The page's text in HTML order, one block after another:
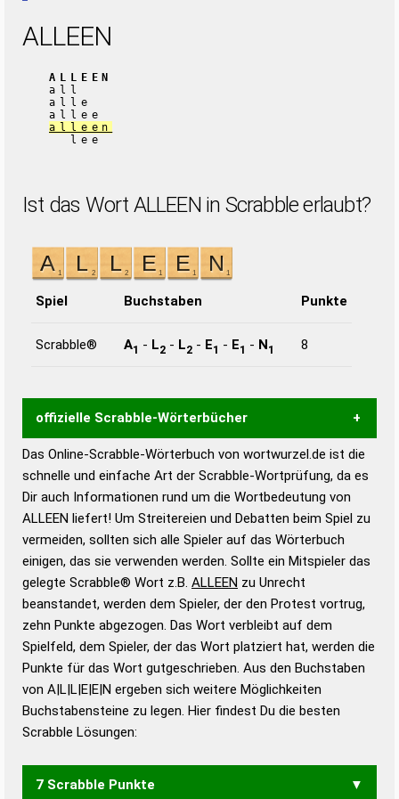
ALLEEN
ALLEEN
all
alle
allee
alleen
lee
Ist das Wort ALLEEN in Scrabble erlaubt?
Spiel Buchstaben Punkte
Scrabble® A1 - L2 - L2 - E1 - E1 - N1 8
offizielle Scrabble-Wörterbücher
Wortwurzel liefert mit Hilfe eines semantischen
Wortanalyse-Algorithmus gute Anhaltspunkte zu
Wortbedeutung, Worttrennung und Wortform, um die
Gültigkeit eines Wortes für das Scrabble-Spiel zu
bestimmen!
zugelassene Turnier Scrabble-
Wörterbücher sind:
Duden – Standardwerk in 12 Bänden
Duden – Richtiges und gutes
Deutsch
Duden – Die deutsche Grammatik
Duden – Deutsches
Das Online-Scrabble-Wörterbuch von wortwurzel.de ist die
schnelle und einfache Art der Scrabble-Wortprüfung, da es
Dir auch Informationen rund um die Wortbedeutung von
ALLEEN liefert! Um Streitereien und Debatten beim Spiel zu
vermeiden, sollten sich alle Spieler auf das Wörterbuch
einigen, das sie verwenden werden. Sollte ein Mitspieler das
gelegte Scrabble® Wort z.B. ALLEEN zu Unrecht
beanstandet, werden dem Spieler, der den Protest vortrug,
zehn Punkte abgezogen. Das Wort verbleibt auf dem
Spielfeld, dem Spieler, der das Wort platziert hat, werden die
Punkte für das Wort gutgeschrieben. Aus den Buchstaben
von A|L|L|E|E|N ergeben sich weitere Möglichkeiten
Buchstabensteine zu legen. Hier findest Du die besten
Scrabble Lösungen:
7 Scrabble Punkte